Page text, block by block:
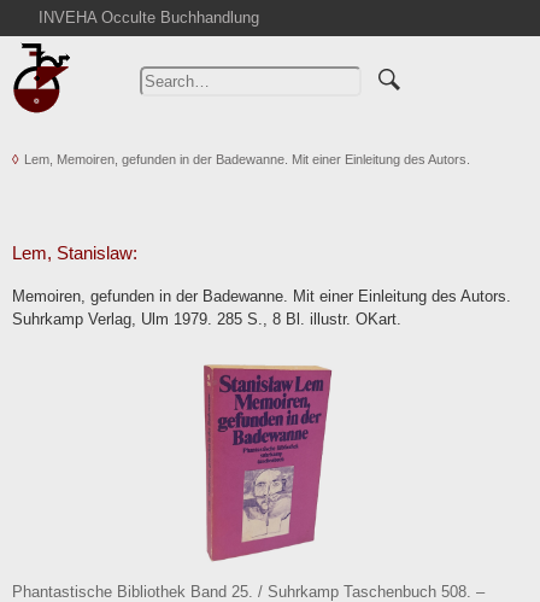
INVEHA Occulte Buchhandlung
Home
Advanced Search
Cart
Contact
Lem, Memoiren, gefunden in der Badewanne. Mit einer Einleitung des Autors.
Lem, Stanislaw:
Memoiren, gefunden in der Badewanne. Mit einer Einleitung des Autors.
Suhrkamp Verlag, Ulm 1979. 285 S., 8 Bl. illustr. OKart.
Phantastische Bibliothek Band 25. / Suhrkamp Taschenbuch 508. –